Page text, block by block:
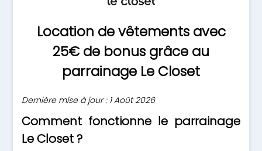
Location de vêtements avec
25€ de bonus grâce au
parrainage Le Closet
Dernière mise à jour : 1 Août 2026
Comment fonctionne le parrainage
Le Closet ?